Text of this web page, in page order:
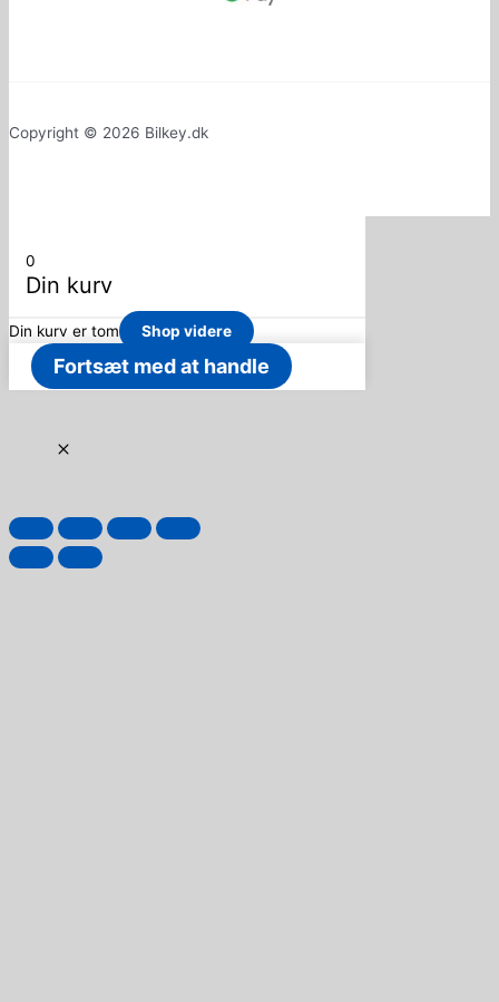
Copyright © 2026 Bilkey.dk
0
Din kurv
Din kurv er tom Shop videre
Fortsæt med at handle